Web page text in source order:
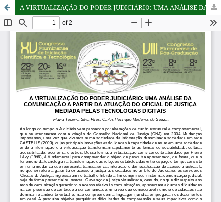
A VIRTUALIZAÇÃO DO PODER JUDICIÁRIO: UMA ANÁLISE DA COMUNICAÇÃO A PARTIR DA ATUAÇÃO DO OFICIAL DE JUSTIÇA MEDIADA PELAS TECNOLOGIAS DIGITAIS